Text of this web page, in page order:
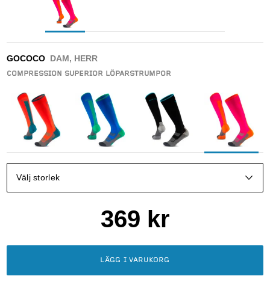
GOCOCO DAM, HERR
COMPRESSION SUPERIOR LÖPARSTRUMPOR
Välj storlek
369 kr
LÄGG I VARUKORG